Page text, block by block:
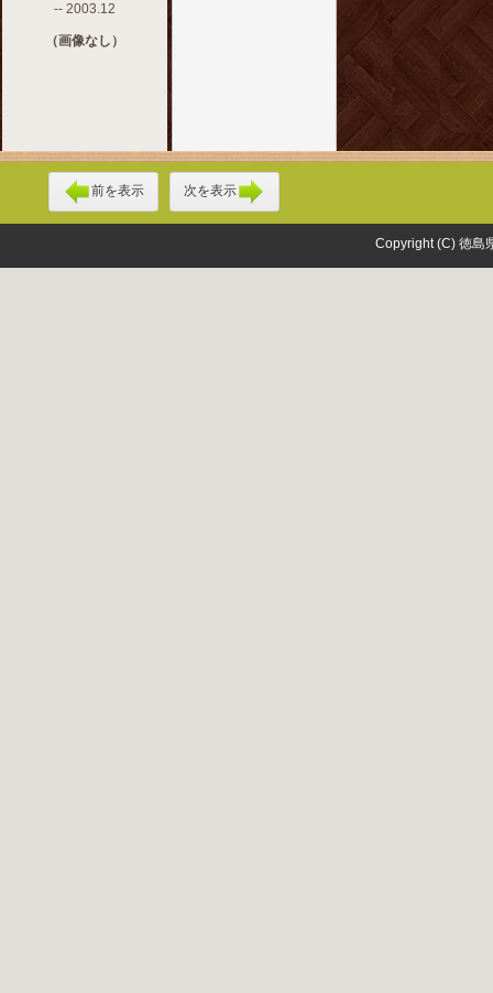
-- 2003.12
（画像なし）
前を表示 次を表示
Copyright (C) 徳島